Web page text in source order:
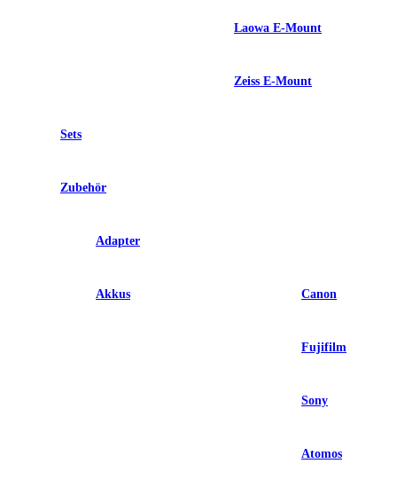
Laowa E-Mount
Zeiss E-Mount
Sets
Zubehör
Adapter
Akkus Canon
Fujifilm
Sony
Atomos